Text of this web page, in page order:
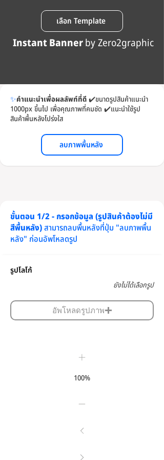
เลือก Template
Instant Bannerby Zero2graphic
✨คำแนะนำเพื่อผลลัพท์ที่ดี✔️ขนาดรูปสินค้าแนะนำ
1000px ขึ้นไป เพื่อคุณภาพที่คมชัด ✔️แนะนำใช้รูป
สินค้าพื้นหลังโปร่งใส
ลบภาพพื้นหลัง
ขั้นตอน 1/2 - กรอกข้อมูล (รูปสินค้าต้องไม่มี
สีพื้นหลัง)สามารถลบพื้นหลังที่ปุ่ม "ลบภาพพื้น
หลัง" ก่อนอัพโหลดรูป
รูปโลโก้
ยังไม่ได้เลือกรูป
อัพโหลดรูปภาพ
100%